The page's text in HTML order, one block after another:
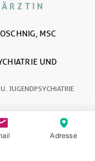
MSC
UND
JUGENDPSYCHIATRIE
Adresse